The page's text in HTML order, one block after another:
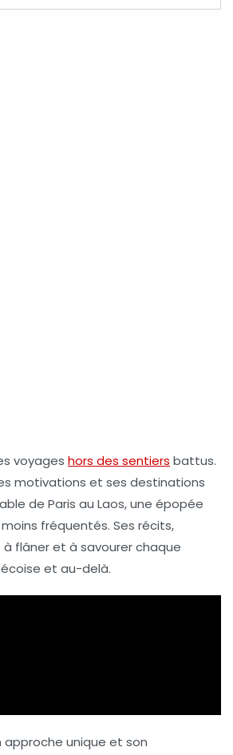
voyages hors des sentiers battus.
motivations et ses destinations
de Paris au Laos, une épopée
fréquentés. Ses récits,
flâner et à savourer chaque
et au-delà.
approche unique et son